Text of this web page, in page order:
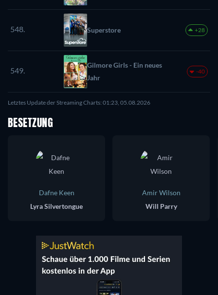
548. Superstore +28
549.
Gilmore Girls - Ein neues
Jahr
-40
Letztes Update der Streaming Charts: 01:23, 05.08.2026
BESETZUNG
Dafne Keen
Lyra Silvertongue
Amir Wilson
Will Parry